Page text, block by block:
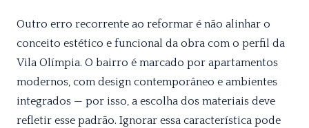
Outro erro recorrente ao reformar é não alinhar o
conceito estético e funcional da obra com o perfil da
Vila Olímpia. O bairro é marcado por apartamentos
modernos, com design contemporâneo e ambientes
integrados — por isso, a escolha dos materiais deve
refletir esse padrão. Ignorar essa característica pode